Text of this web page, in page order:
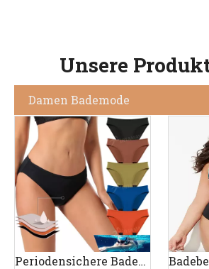
Unsere
Damen Bademode
Periodensichere Badebekleidung